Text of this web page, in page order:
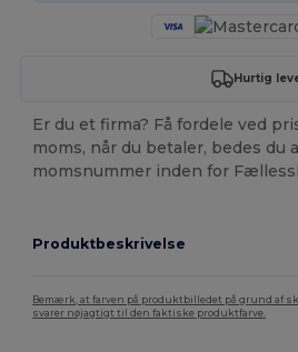
Hurtig
Er du et firma? Få fordele ved
moms, når du betaler, bedes du
momsnummer inden for
Produktbeskrivelse
Bemærk, at farven på produktbilledet på grund af
svarer nøjagtigt til den faktiske produktfarve.